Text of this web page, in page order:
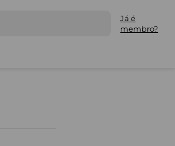
Já é
membro?